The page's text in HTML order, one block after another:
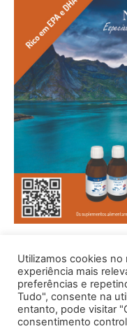
Utilizamos cookies no
experiência mais
preferências e
Tudo", consente na
entanto, pode visitar
consentimento